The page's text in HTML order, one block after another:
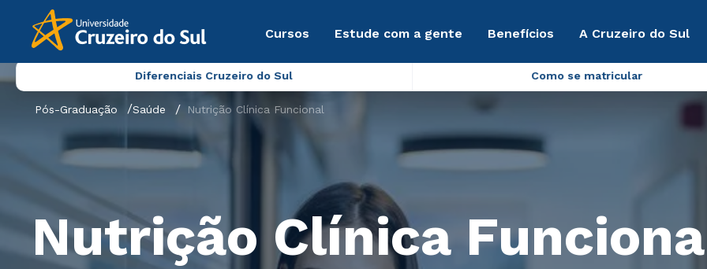
Cursos Estude com a gente Benefícios A Cruzeiro do Sul
Diferenciais Cruzeiro do Sul Como se matricular
Pós-Graduação Saúde Nutrição Clínica Funcional
Nutrição Clínica